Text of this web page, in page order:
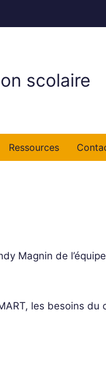
scolaire
Ressources
Magnin de l’équipe
les besoins du